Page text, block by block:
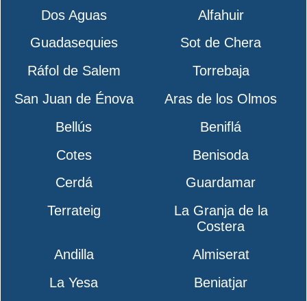
Dos Aguas
Alfahuir
Guadasequies
Sot de Chera
Ráfol de Salem
Torrebaja
San Juan de Énova
Aras de los Olmos
Bellús
Beniflá
Cotes
Benisoda
Cerdá
Guardamar
Terrateig
La Granja de la
Costera
Andilla
Almiserat
La Yesa
Beniatjar